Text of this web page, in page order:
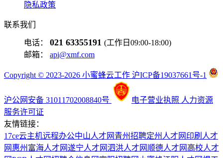
隐私政策
联系我们
电话： 021 63355191 (工作日09:00-18:00)
邮箱： api@xmf.com
Copyright © 2023-2026 小蜜蜂云工作 沪ICP备19037661号-1
沪公网安备 31011702008840号 电子营业执照 人力资源
服务许可证
友情链接：
17ce云主机远程办公中山人才网 青州招聘定州人才网 印刷人才
网 惠州富海人才网遂宁人才网泗洪人才网 顺德人才网 高校人才